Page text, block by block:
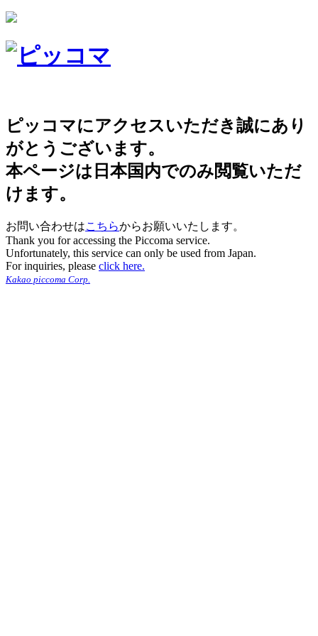
ピッコマにアクセスいただき誠にあり
がとうございます。
本ページは日本国内でのみ閲覧いただ
けます。
お問い合わせはこちらからお願いいたします。
Thank you for accessing the Piccoma service.
Unfortunately, this service can only be used from Japan.
For inquiries, please click here.
Kakao piccoma Corp.